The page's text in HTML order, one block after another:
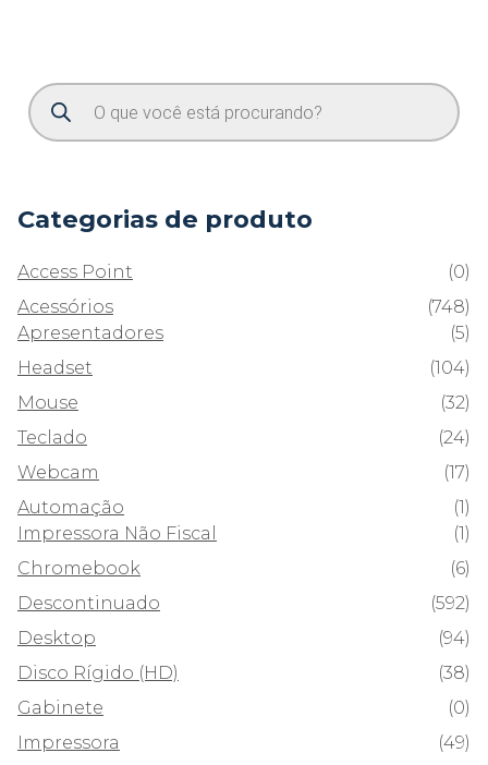
Categorias de produto
Access Point
(0)
Acessórios
(748)
Apresentadores
(5)
Headset
(104)
Mouse
(32)
Teclado
(24)
Webcam
(17)
Automação
(1)
Impressora Não Fiscal
(1)
Chromebook
(6)
Descontinuado
(592)
Desktop
(94)
Disco Rígido (HD)
(38)
Gabinete
(0)
Impressora
(49)